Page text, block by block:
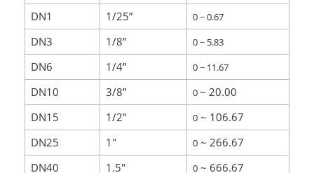
DN1
1/25” 0 ~ 0.67
DN3 1/8” 0 ~ 5.83
DN6 1/4” 0 ~ 11.67
DN10 3/8” 0~ 20.00
DN15
1/2" 0~ 106.67
DN25
1" 0~ 266.67
DN40
1.5" 0~ 666.67